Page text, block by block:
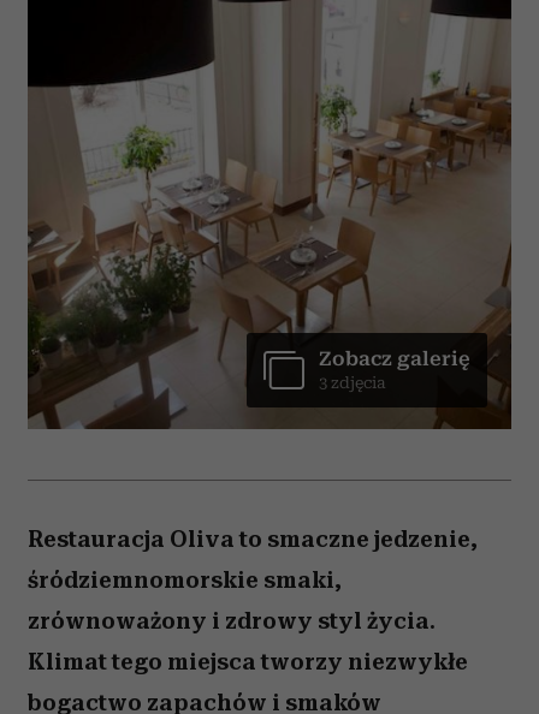
Zobacz galerię
3 zdjęcia
Restauracja Oliva to smaczne jedzenie,
śródziemnomorskie smaki,
zrównoważony i zdrowy styl życia.
Klimat tego miejsca tworzy niezwykłe
bogactwo zapachów i smaków